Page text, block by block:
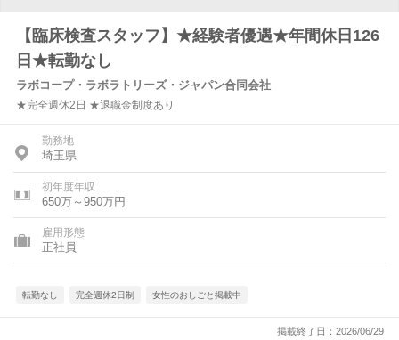
【臨床検査スタッフ】★経験者優遇★年間休日126
日★転勤なし
ラボコープ・ラボラトリーズ・ジャパン合同会社
★完全週休2日 ★退職金制度あり
勤務地
埼玉県
初年度年収
650万～950万円
雇用形態
正社員
転勤なし 完全週休2日制 女性のおしごと掲載中
掲載終了日：2026/06/29